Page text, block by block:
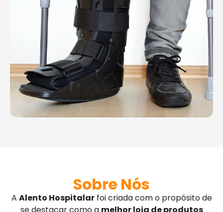
Sobre Nós
A Alento Hospitalarfoi criada com o propósito de